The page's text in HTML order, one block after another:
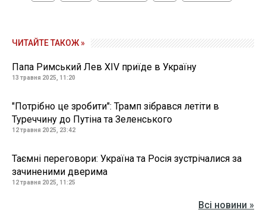
ЧИТАЙТЕ ТАКОЖ »
Папа Римський Лев XIV приїде в Україну
13 травня 2025, 11:20
"Потрібно це зробити": Трамп зібрався летіти в
Туреччину до Путіна та Зеленського
12 травня 2025, 23:42
Таємні переговори: Україна та Росія зустрічалися за
зачиненими дверима
12 травня 2025, 11:25
Всі новини »